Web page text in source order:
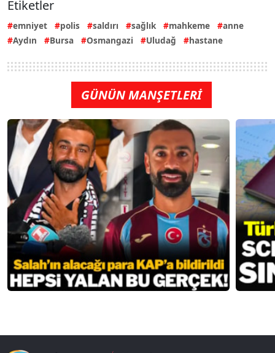
Etiketler
emniyet polis saldırı sağlık mahkeme
anne
Aydın
Bursa Osmangazi Uludağ hastane
GÜNÜN MANŞETLERİ